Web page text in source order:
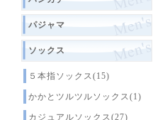
パジャマ
ソックス
５本指ソックス(15)
かかとツルツルソックス(1)
カジュアルソックス(27)